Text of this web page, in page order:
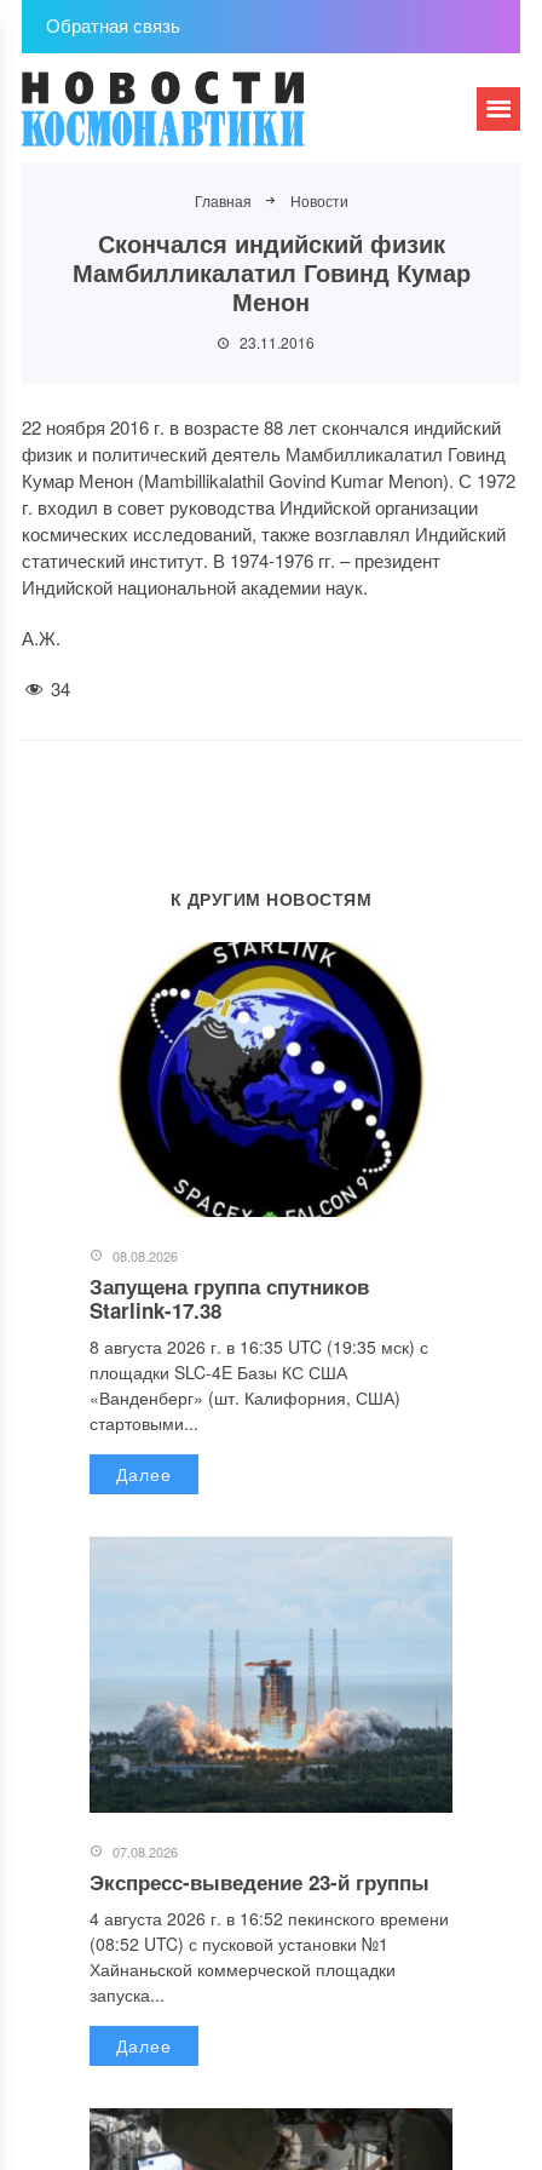
Обратная связь
Главная Новости
Скончался индийский физик
Мамбилликалатил Говинд Кумар
Менон
23.11.2016
22 ноября 2016 г. в возрасте 88 лет скончался индийский
физик и политический деятель Мамбилликалатил Говинд
Кумар Менон (Mambillikalathil Govind Kumar Menon). С 1972
г. входил в совет руководства Индийской организации
космических исследований, также возглавлял Индийский
статический институт. В 1974-1976 гг. – президент
Индийской национальной академии наук.
А.Ж.
34
К ДРУГИМ НОВОСТЯМ
08.08.2026
Запущена группа спутников
Starlink-17.38
8 августа 2026 г. в 16:35 UTC (19:35 мск) с
площадки SLC-4E Базы КС США
«Ванденберг» (шт. Калифорния, США)
стартовыми...
Далее
07.08.2026
Экспресс-выведение 23-й группы
4 августа 2026 г. в 16:52 пекинского времени
(08:52 UTC) с пусковой установки №1
Хайнаньской коммерческой площадки
запуска...
Далее